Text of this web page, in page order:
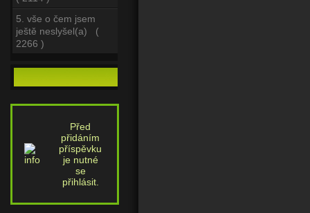
5. vše o čem jsem
ještě neslyšel(a) (
2266 )
Před
přidáním
příspěvku
je nutné
se
přihlásit.